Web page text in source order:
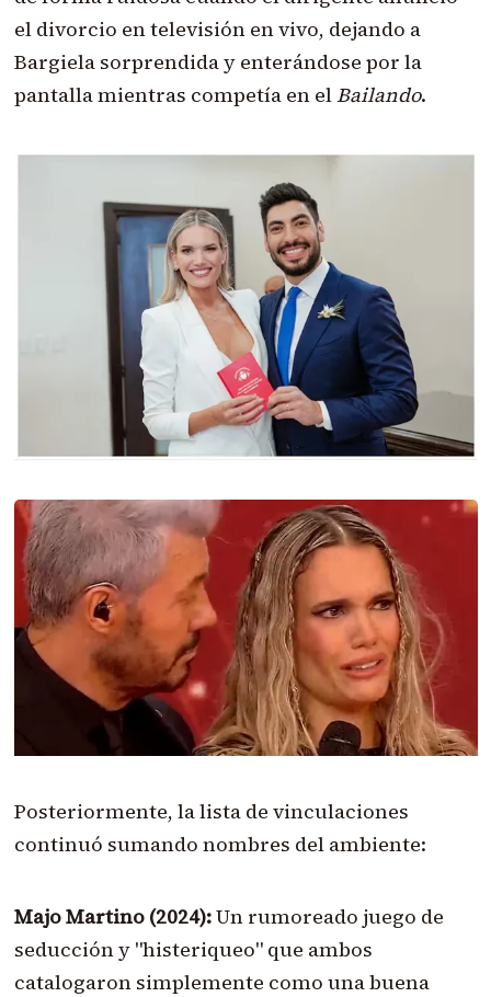
el divorcio en televisión en vivo, dejando a
Bargiela sorprendida y enterándose por la
pantalla mientras competía en elBailando.
Posteriormente, la lista de vinculaciones
continuó sumando nombres del ambiente:
Majo Martino (2024):Un rumoreado juego de
seducción y "histeriqueo" que ambos
catalogaron simplemente como una buena